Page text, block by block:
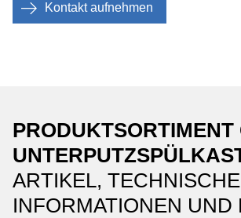
Kontakt aufnehmen
PRODUKTSORTIMENT
ARTIKEL, TECHNISCHE
INFORMATIONEN UND